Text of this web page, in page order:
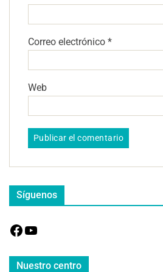
Correo electrónico *
Web
Síguenos
Nuestro centro